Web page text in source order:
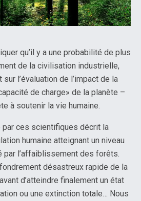
qu’il y a une probabilité de plus
de la civilisation industrielle,
l’évaluation de l’impact de la
de charge» de la planète –
à soutenir la vie humaine.
ces scientifiques décrit la
humaine atteignant un niveau
par l’affaiblissement des forêts.
désastreux rapide de la
d’atteindre finalement un état
ou une extinction totale… Nous